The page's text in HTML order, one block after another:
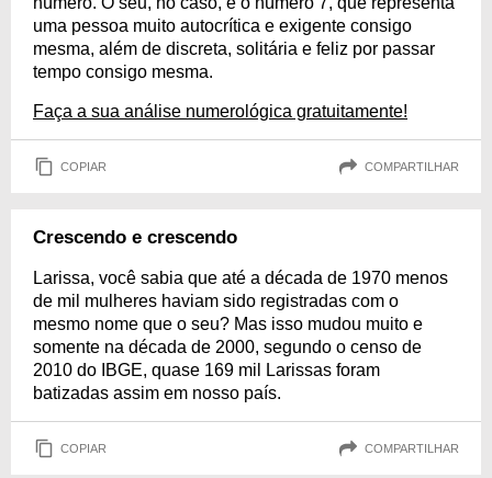
uma pessoa muito autocrítica e exigente consigo
mesma, além de discreta, solitária e feliz por passar
tempo consigo mesma.
Faça a sua análise numerológica gratuitamente!
COPIAR COMPARTILHAR
Crescendo e crescendo
Larissa, você sabia que até a década de 1970 menos
de mil mulheres haviam sido registradas com o
mesmo nome que o seu? Mas isso mudou muito e
somente na década de 2000, segundo o censo de
2010 do IBGE, quase 169 mil Larissas foram
batizadas assim em nosso país.
COPIAR COMPARTILHAR